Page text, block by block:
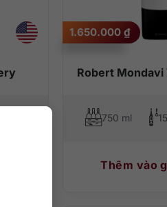
Robert
1.650.000 ₫
750 ml
Thêm vào